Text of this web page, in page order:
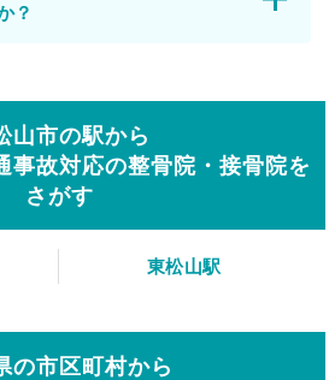
？
山市の駅から
事故対応の整骨院・接骨院を
さがす
東松山駅
の市区町村から